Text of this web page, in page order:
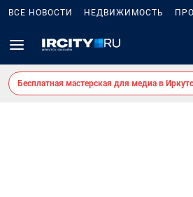
ВСЕ НОВОСТИ НЕДВИЖИМОСТЬ
Бесплатная мастерская для медиа в